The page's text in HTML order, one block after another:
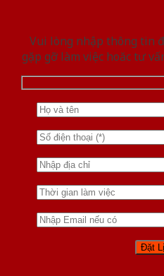
Vui lòng nhập thông tin
gặp gỡ làm việc hoăc tư